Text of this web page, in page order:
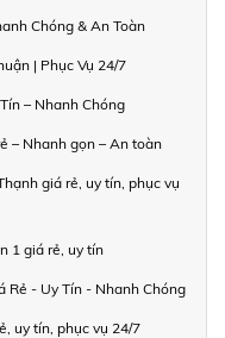
Chóng & An Toàn
| Phục Vụ 24/7
– Nhanh Chóng
– Nhanh gọn – An toàn
giá rẻ, uy tín, phục vụ
1 giá rẻ, uy tín
Rẻ - Uy Tín - Nhanh Chóng
uy tín, phục vụ 24/7